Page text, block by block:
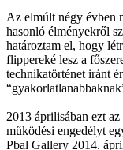
Az elmúlt négy évben
hasonló élményekről
határoztam el, hogy
flippereké lesz a
technikatörténet iránt
2013 áprilisában ezt
működési engedélyt
Pbal Gallery 2014.